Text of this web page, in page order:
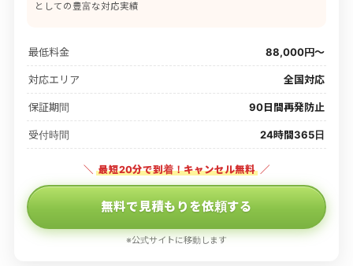
としての豊富な対応実績
最低料金 88,000円〜
対応エリア 全国対応
保証期間 90日間再発防止
受付時間 24時間365日
＼ 最短20分で到着！キャンセル無料 ／
無料で見積もりを依頼する
※公式サイトに移動します